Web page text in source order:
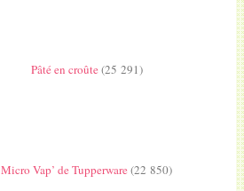
Pâté en croûte(25 291)
Micro Vap’ de Tupperware(22 850)